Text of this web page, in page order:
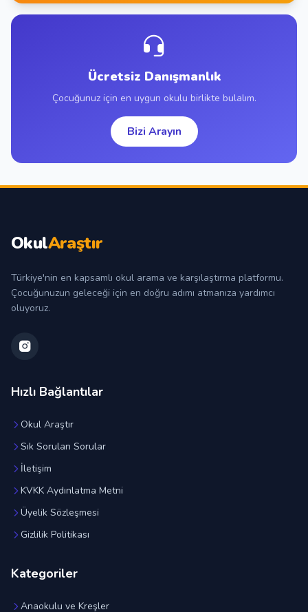
Ücretsiz Danışmanlık
Çocuğunuz için en uygun okulu birlikte bulalım.
Bizi Arayın
OkulAraştır
Türkiye'nin en kapsamlı okul arama ve karşılaştırma platformu.
Çocuğunuzun geleceği için en doğru adımı atmanıza yardımcı
oluyoruz.
Hızlı Bağlantılar
Okul Araştır
Sık Sorulan Sorular
İletişim
KVKK Aydınlatma Metni
Üyelik Sözleşmesi
Gizlilik Politikası
Kategoriler
Anaokulu ve Kreşler